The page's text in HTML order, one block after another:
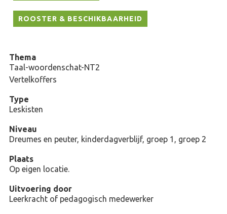
ROOSTER & BESCHIKBAARHEID
Thema
Taal-woordenschat-NT2
Vertelkoffers
Type
Leskisten
Niveau
Dreumes en peuter, kinderdagverblijf, groep 1, groep 2
Plaats
Op eigen locatie.
Uitvoering door
Leerkracht of pedagogisch medewerker